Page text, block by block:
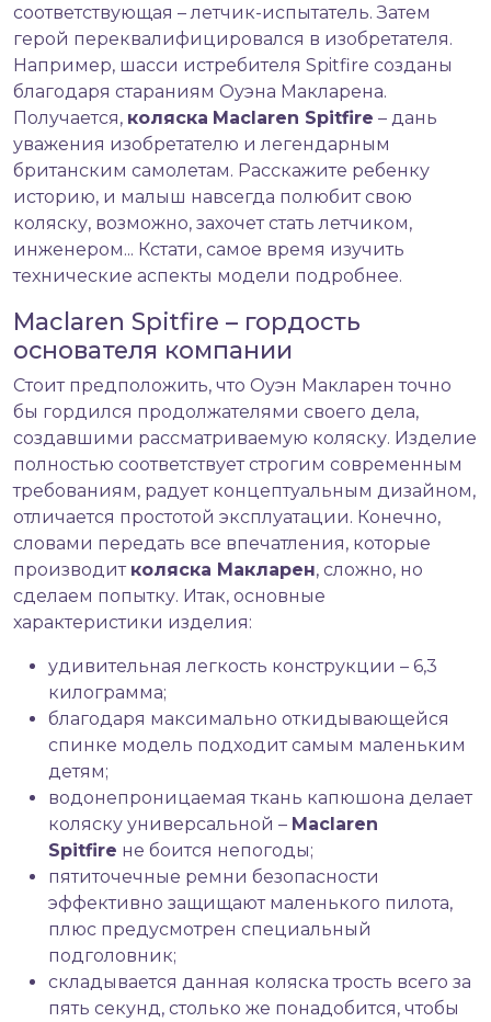
соответствующая – летчик-испытатель. Затем
герой переквалифицировался в изобретателя.
Например, шасси истребителя Spitfire созданы
благодаря стараниям Оуэна Макларена.
Получается, коляска Maclaren Spitfire – дань
уважения изобретателю и легендарным
британским самолетам. Расскажите ребенку
историю, и малыш навсегда полюбит свою
коляску, возможно, захочет стать летчиком,
инженером... Кстати, самое время изучить
технические аспекты модели подробнее.
Maclaren Spitfire – гордость
основателя компании
Стоит предположить, что Оуэн Макларен точно
бы гордился продолжателями своего дела,
создавшими рассматриваемую коляску. Изделие
полностью соответствует строгим современным
требованиям, радует концептуальным дизайном,
отличается простотой эксплуатации. Конечно,
словами передать все впечатления, которые
производит коляска Макларен, сложно, но
сделаем попытку. Итак, основные
характеристики изделия:
удивительная легкость конструкции – 6,3
килограмма;
благодаря максимально откидывающейся
спинке модель подходит самым маленьким
детям;
водонепроницаемая ткань капюшона делает
коляску универсальной – Maclaren
Spitfire не боится непогоды;
пятиточечные ремни безопасности
эффективно защищают маленького пилота,
плюс предусмотрен специальный
подголовник;
складывается данная коляска трость всего за
пять секунд, столько же понадобится, чтобы